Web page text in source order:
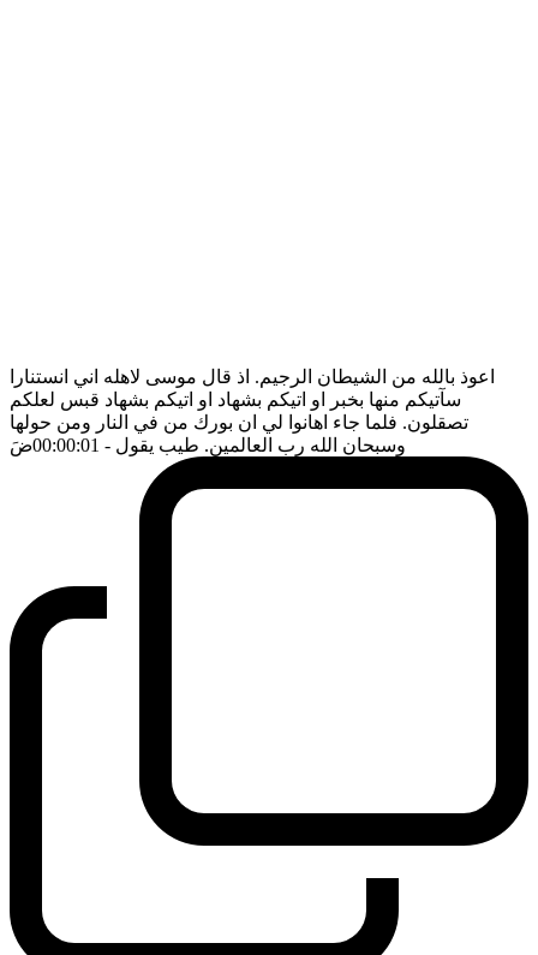
اعوذ بالله من الشيطان الرجيم. اذ قال موسى لاهله اني انستنارا
سآتيكم منها بخبر او اتيكم بشهاد او اتيكم بشهاد قبس لعلكم
تصقلون. فلما جاء اهانوا لي ان بورك من في النار ومن حولها
وسبحان الله رب العالمين. طيب يقول - 00:00:01 ضَ